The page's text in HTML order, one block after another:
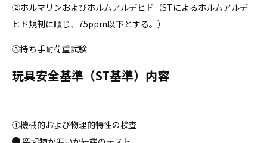
②ホルマリンおよびホルムアルデヒド（STによるホルムアルデ
ヒド規制に順じ、75ppm以下とする。）
③持ち手耐荷重試験
玩具安全基準（ST基準）内容
①機械的および物理的特性の検査